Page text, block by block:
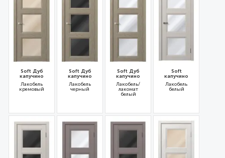
Soft Дуб
капучино
Лакобель
кремовый
31189
Soft Дуб
капучино
Лакобель
черный
31187
Soft Дуб
капучино
Лакобель/
лакомат
белый
31188
Soft
капучино
Лакобель
белый
35986